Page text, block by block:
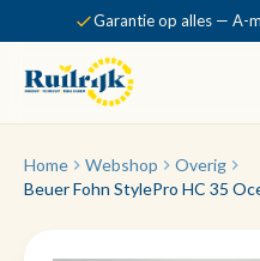
Garantie op alles — A-
Home Webshop
Overig
Beuer Fohn StylePro HC 35